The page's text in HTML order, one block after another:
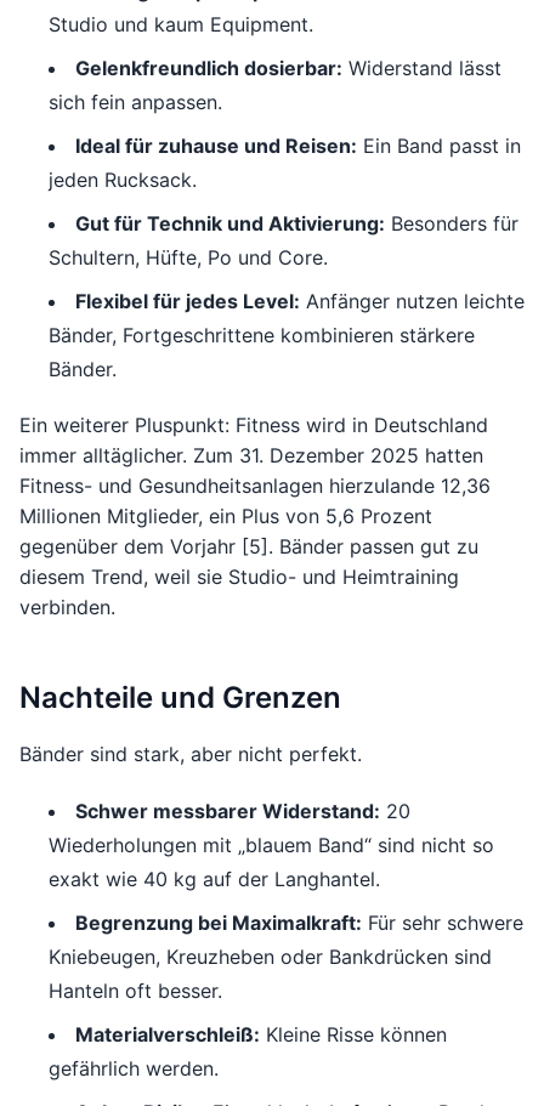
Studio und kaum Equipment.
Gelenkfreundlich dosierbar: Widerstand lässt
sich fein anpassen.
Ideal für zuhause und Reisen: Ein Band passt in
jeden Rucksack.
Gut für Technik und Aktivierung: Besonders für
Schultern, Hüfte, Po und Core.
Flexibel für jedes Level: Anfänger nutzen leichte
Bänder, Fortgeschrittene kombinieren stärkere
Bänder.
Ein weiterer Pluspunkt: Fitness wird in Deutschland
immer alltäglicher. Zum 31. Dezember 2025 hatten
Fitness- und Gesundheitsanlagen hierzulande 12,36
Millionen Mitglieder, ein Plus von 5,6 Prozent
gegenüber dem Vorjahr [5]. Bänder passen gut zu
diesem Trend, weil sie Studio- und Heimtraining
verbinden.
Nachteile und Grenzen
Bänder sind stark, aber nicht perfekt.
Schwer messbarer Widerstand: 20
Wiederholungen mit „blauem Band“ sind nicht so
exakt wie 40 kg auf der Langhantel.
Begrenzung bei Maximalkraft: Für sehr schwere
Kniebeugen, Kreuzheben oder Bankdrücken sind
Hanteln oft besser.
Materialverschleiß: Kleine Risse können
gefährlich werden.